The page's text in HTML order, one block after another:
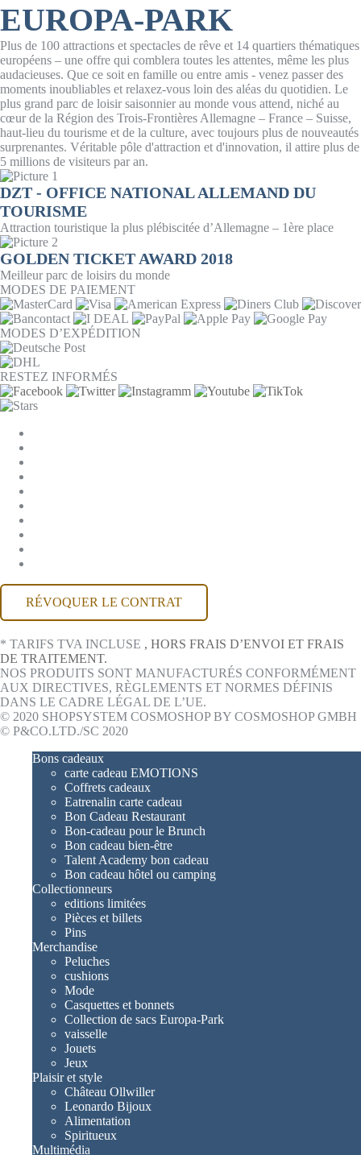
EUROPA-PARK
Plus de 100 attractions et spectacles de rêve et 14 quartiers thématiques
européens – une offre qui comblera toutes les attentes, même les plus
audacieuses. Que ce soit en famille ou entre amis - venez passer des
moments inoubliables et relaxez-vous loin des aléas du quotidien. Le
plus grand parc de loisir saisonnier au monde vous attend, niché au
cœur de la Région des Trois-Frontières Allemagne – France – Suisse,
haut-lieu du tourisme et de la culture, avec toujours plus de nouveautés
surprenantes. Véritable pôle d'attraction et d'innovation, il attire plus de
5 millions de visiteurs par an.
DZT - OFFICE NATIONAL ALLEMAND DU
TOURISME
Attraction touristique la plus plébiscitée d’Allemagne – 1ère place
GOLDEN TICKET AWARD 2018
Meilleur parc de loisirs du monde
MODES DE PAIEMENT
MODES D’EXPÉDITION
RESTEZ INFORMÉS
RÉVOQUER LE CONTRAT
* TARIFS TVA INCLUSE , HORS FRAIS D’ENVOI ET FRAIS
DE TRAITEMENT.
NOS PRODUITS SONT MANUFACTURÉS CONFORMÉMENT
AUX DIRECTIVES, RÈGLEMENTS ET NORMES DÉFINIS
DANS LE CADRE LÉGAL DE L’UE.
© 2020 SHOPSYSTEM COSMOSHOP BY COSMOSHOP GMBH
© P&CO.LTD./SC 2020
Bons cadeaux
carte cadeau EMOTIONS
Coffrets cadeaux
Eatrenalin carte cadeau
Bon Cadeau Restaurant
Bon-cadeau pour le Brunch
Bon cadeau bien-être
Talent Academy bon cadeau
Bon cadeau hôtel ou camping
Collectionneurs
editions limitées
Pièces et billets
Pins
Merchandise
Peluches
cushions
Mode
Casquettes et bonnets
Collection de sacs Europa-Park
vaisselle
Jouets
Jeux
Plaisir et style
Château Ollwiller
Leonardo Bijoux
Alimentation
Spiritueux
Multimédia